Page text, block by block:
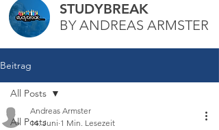
STUDYBREAK
BY ANDREAS ARMSTER
Beitrag
All Posts
All Posts
Andreas Armster
14. Juni 1 Min. Lesezeit